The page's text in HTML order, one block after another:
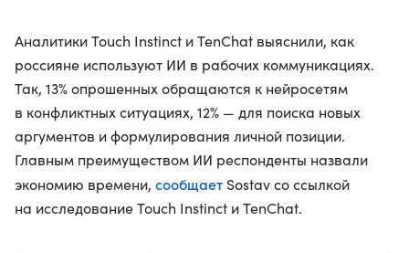
Аналитики Touch Instinct и TenChat выяснили, как
россияне используют ИИ в рабочих коммуникациях.
Так, 13% опрошенных обращаются к нейросетям
в конфликтных ситуациях, 12% — для поиска новых
аргументов и формулирования личной позиции.
Главным преимуществом ИИ респонденты назвали
экономию времени, сообщает Sostav со ссылкой
на исследование Touch Instinct и TenChat.